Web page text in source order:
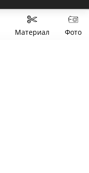
Материал Фото